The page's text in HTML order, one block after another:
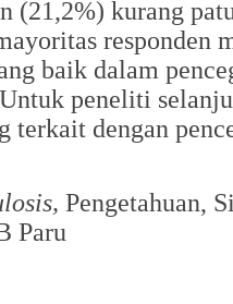
(21,2%) kurang
responden
baik dalam
peneliti
dengan
Pengetahuan,
Paru